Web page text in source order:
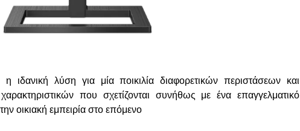
λύση για μία ποικιλία διαφορετικών περιστάσεων και
που σχετίζονται συνήθως με ένα επαγγελματικό
οικιακή εμπειρία στο επόμενο